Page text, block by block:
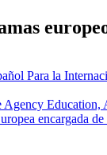
Para la
Education,
encargada